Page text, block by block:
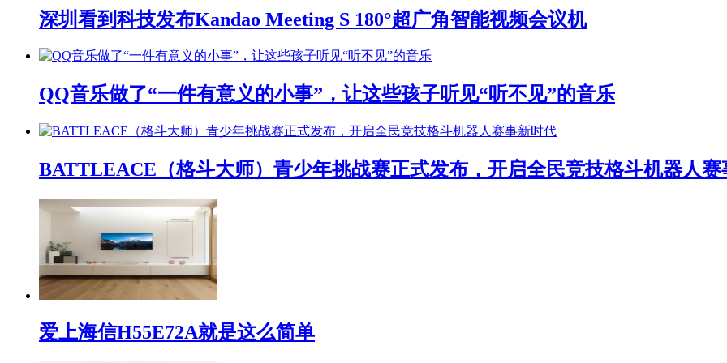
深圳看到科技发布Kandao Meeting S 180°超广角智能视频会议机
QQ音乐做了“一件有意义的小事”，让这些孩子听见“听不见”的音乐
BATTLEACE（格斗大师）青少年挑战赛正式发布，开启全民竞技格斗机器人赛
爱上海信H55E72A就是这么简单